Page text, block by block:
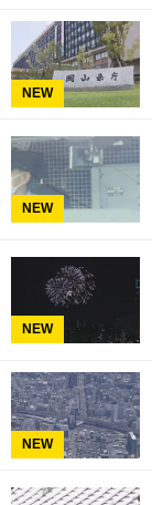
NEW
NEW
NEW
NEW